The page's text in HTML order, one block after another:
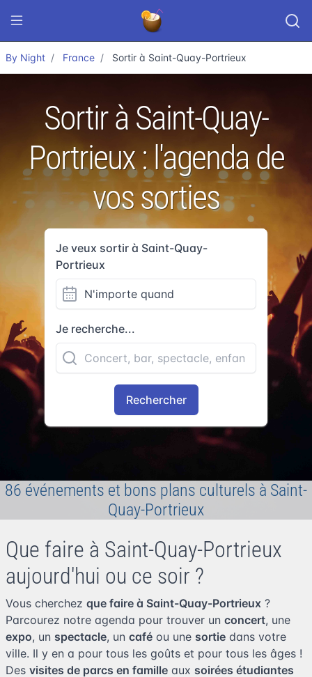
By Night France Sortir à Saint-Quay-Portrieux
Sortir à Saint-Quay-
Portrieux : l'agenda de
vos sorties
Je veux sortir à Saint-Quay-
Portrieux
Je recherche...
Rechercher
86 événements et bons plans culturels à Saint-
Quay-Portrieux
Que faire à Saint-Quay-Portrieux
aujourd'hui ou ce soir ?
Vous cherchez que faire à Saint-Quay-Portrieux ?
Parcourez notre agenda pour trouver un concert, une
expo, un spectacle, un café ou une sortie dans votre
ville. Il y en a pour tous les goûts et pour tous les âges !
Des visites de parcs en famille aux soirées étudiantes